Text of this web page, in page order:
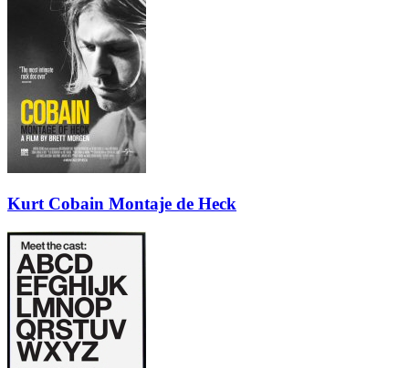
Kurt Cobain Montaje de Heck